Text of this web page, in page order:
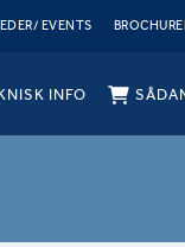
EVENTS
INFO